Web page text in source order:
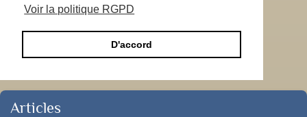
Voir la politique RGPD
D'accord
Articles